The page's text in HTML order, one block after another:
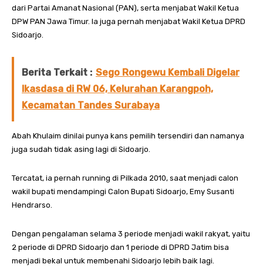
dari Partai Amanat Nasional (PAN), serta menjabat Wakil Ketua
DPW PAN Jawa Timur. Ia juga pernah menjabat Wakil Ketua DPRD
Sidoarjo.
Berita Terkait : Sego Rongewu Kembali Digelar
Ikasdasa di RW 06, Kelurahan Karangpoh,
Kecamatan Tandes Surabaya
Abah Khulaim dinilai punya kans pemilih tersendiri dan namanya
juga sudah tidak asing lagi di Sidoarjo.
Tercatat, ia pernah running di Pilkada 2010, saat menjadi calon
wakil bupati mendampingi Calon Bupati Sidoarjo, Emy Susanti
Hendrarso.
Dengan pengalaman selama 3 periode menjadi wakil rakyat, yaitu
2 periode di DPRD Sidoarjo dan 1 periode di DPRD Jatim bisa
menjadi bekal untuk membenahi Sidoarjo lebih baik lagi.